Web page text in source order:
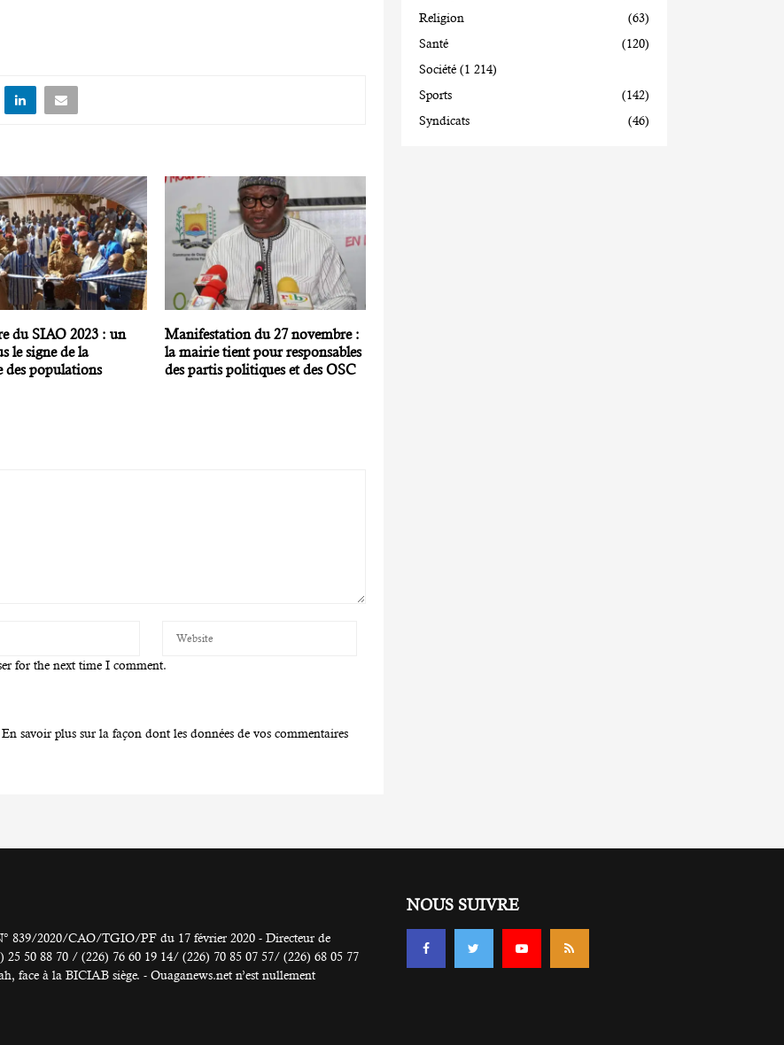
du SIAO 2023 : un
le signe de la
des populations
Manifestation du 27 novembre :
la mairie tient pour responsables
des partis politiques et des OSC
for the next time I comment.
En savoir plus sur la façon dont les données de vos commentaires
Religion
(63)
Santé
(120)
Société (1 214)
Sports
(142)
Syndicats
(46)
839/2020/CAO/TGIO/PF du 17 février 2020 - Directeur de
50 88 70 / (226) 76 60 19 14/ (226) 70 85 07 57/ (226) 68 05 77
face à la BICIAB siège. - Ouaganews.net n’est nullement
NOUS SUIVRE